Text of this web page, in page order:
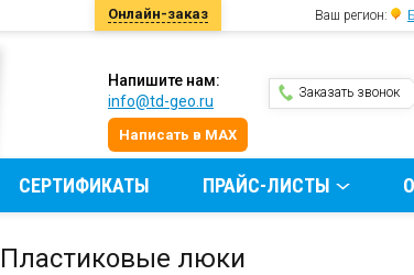
Онлайн-заказ Ваш регион:
Заказать звонок
Напишите нам:
info@td-geo.ru
Написать в MAX
СЕРТИФИКАТЫ ПРАЙС-ЛИСТЫ
Пластиковые люки